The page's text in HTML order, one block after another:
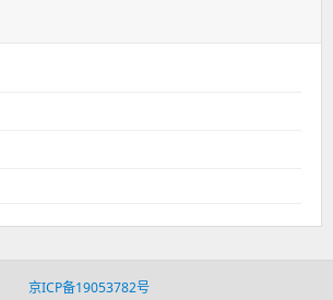
京ICP备19053782号